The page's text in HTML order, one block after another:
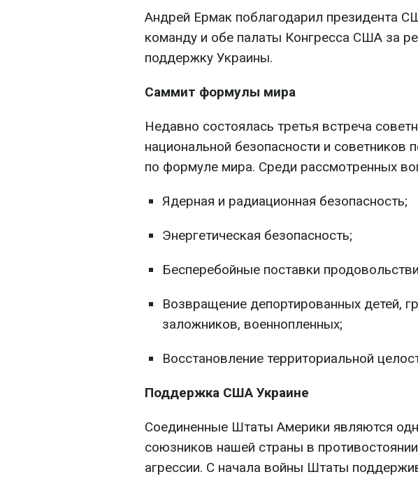
Андрей Ермак поблагодарил президента
команду и обе палаты Конгресса США за
поддержку Украины.
Саммит формулы мира
Недавно состоялась третья встреча
национальной безопасности и советников
по формуле мира. Среди рассмотренных
Ядерная и радиационная безопасность;
Энергетическая безопасность;
Бесперебойные поставки
Возвращение депортированных детей,
заложников, военнопленных;
Восстановление территориальной
Поддержка США Украине
Соединенные Штаты Америки являются
союзников нашей страны в
агрессии. С начала войны Штаты